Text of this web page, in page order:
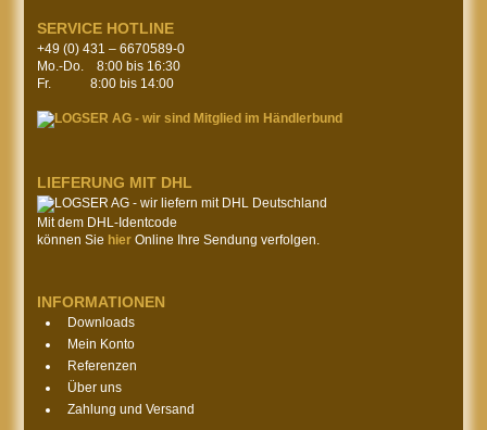
SERVICE HOTLINE
+49 (0) 431 – 6670589-0
Mo.-Do. 8:00 bis 16:30
Fr. 8:00 bis 14:00
LIEFERUNG MIT DHL
Mit dem DHL-Identcode
können Sie hierOnline Ihre Sendung verfolgen.
INFORMATIONEN
Downloads
Mein Konto
Referenzen
Über uns
Zahlung und Versand